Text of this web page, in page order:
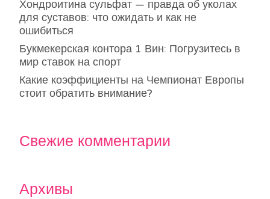
Хондроитина сульфат — правда об уколах
для суставов: что ожидать и как не
ошибиться
Букмекерская контора 1 Вин: Погрузитесь в
мир ставок на спорт
Какие коэффициенты на Чемпионат Европы
стоит обратить внимание?
Свежие комментарии
Архивы